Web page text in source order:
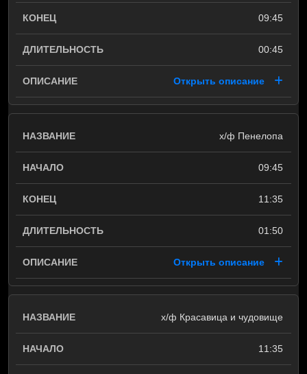
09:45
00:45
Открыть описание
х/ф Пенелопа
09:45
11:35
01:50
Открыть описание
х/ф Красавица и чудовище
11:35